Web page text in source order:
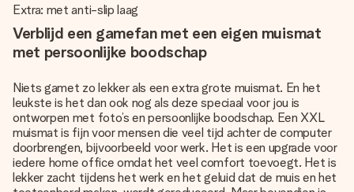
Extra: met anti-slip laag
Verblijd een gamefan met een eigen muismat
met persoonlijke boodschap
Niets gamet zo lekker als een extra grote muismat. En het
leukste is het dan ook nog als deze speciaal voor jou is
ontworpen met foto’s en persoonlijke boodschap. Een XXL
muismat is fijn voor mensen die veel tijd achter de computer
doorbrengen, bijvoorbeeld voor werk. Het is een upgrade voor
iedere home office omdat het veel comfort toevoegt. Het is
lekker zacht tijdens het werk en het geluid dat de muis en het